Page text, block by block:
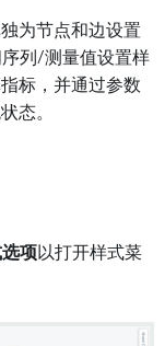
为节点和边设置
列/测量值设置样
标，并通过参数
态。
项 以打开样式菜